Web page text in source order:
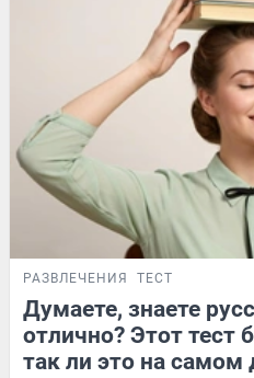
РАЗВЛЕЧЕНИЯ ТЕСТ
Думаете, знаете
отлично? Этот тест
так ли это на самом